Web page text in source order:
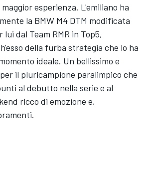
esperienza. L'emiliano ha
la BMW M4 DTM modificata
dal Team RMR in Top5,
della furba strategia che lo ha
ideale. Un bellissimo e
il pluricampione paralimpico che
al debutto nella serie e al
ricco di emozione e,